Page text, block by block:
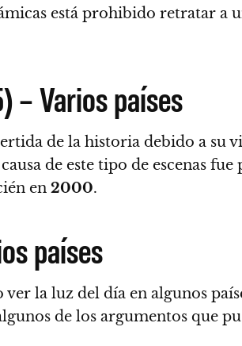
está prohibido retratar a
– Varios países
de la historia debido a su
de este tipo de escenas
en 2000.
países
ver la luz del día en algunos
de los argumentos que